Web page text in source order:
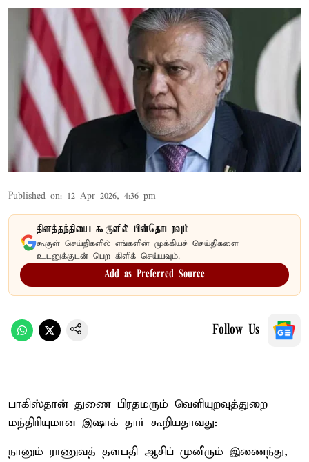
Published on: 12 Apr 2026, 4:36 pm
தினத்தந்தியை கூகுளில் பின்தொடரவும்
கூகுள் செய்திகளில் எங்களின் முக்கியச் செய்திகளை
உடனுக்குடன் பெற கிளிக் செய்யவும்.
Add as Preferred Source
Follow Us
பாகிஸ்தான் துணை பிரதமரும் வெளியுறவுத்துறை
மந்திரியுமான இஷாக் தார் கூறியதாவது:
நானும் ராணுவத் தளபதி ஆசிப் முனீரும் இணைந்து,